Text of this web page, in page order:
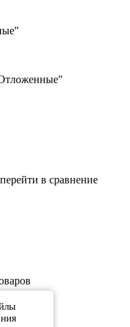
в сравнение